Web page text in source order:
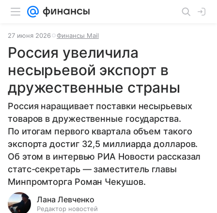
27 июня 2026 Финансы Mail
Россия увеличила
несырьевой экспорт в
дружественные страны
Россия наращивает поставки несырьевых
товаров в дружественные государства.
По итогам первого квартала объем такого
экспорта достиг 32,5 миллиарда долларов.
Об этом в интервью РИА Новости рассказал
статс-секретарь — заместитель главы
Минпромторга Роман Чекушов.
Лана Левченко
Редактор новостей